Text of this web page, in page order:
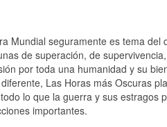
Mundial seguramente es tema
de superación, de
por toda una humanidad y su
Las Horas más Oscuras
lo que la guerra y sus estragos
importantes.